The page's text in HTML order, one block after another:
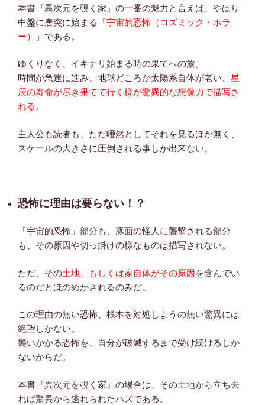
本書『異次元を覗く家』の一番の魅力と言えば、やはり
中盤に唐突に始まる「宇宙的恐怖（コズミック・ホラ
ー）
」である。
ゆくりなく、イキナリ始まる時の果てへの旅。
時間が急速に進み、地球どころか太陽系自体が老い、 星
辰の寿命が尽き果てて行く様が驚異的な想像力で描写さ
れる 。
主人公も読者も、ただ唖然としてそれを見るほか無く、
スケールの大きさに圧倒される事しか出来ない。
恐怖に理由は要らない！？
「宇宙的恐怖」部分も、豚面の怪人に襲撃される部分
も、その原因や切っ掛けの様なものは描写されない。
ただ、その土地、もしくは家自体がその原因を含んでい
るのだとほのめかされるのみだ。
この理由の無い恐怖、根本を対処しようの無い驚異には
絶望しかない。
襲いかかる恐怖を、自分が破滅するまで受け続けるしか
ないからだ。
本書『異次元を覗く家』の場合は、その土地から立ち去
れば驚異から逃れられたハズである。